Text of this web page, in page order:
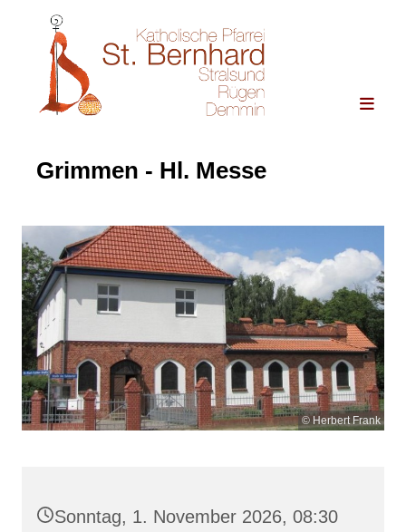
Grimmen - Hl. Messe
© Herbert Frank
Sonntag, 1. November 2026, 08:30